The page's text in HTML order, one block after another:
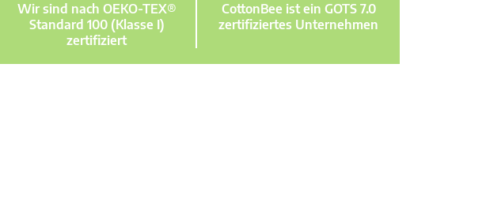
Wir sind nach OEKO-TEX®
Standard 100 (Klasse I)
zertifiziert
CottonBee ist ein GOTS 7.0
zertifiziertes Unternehmen